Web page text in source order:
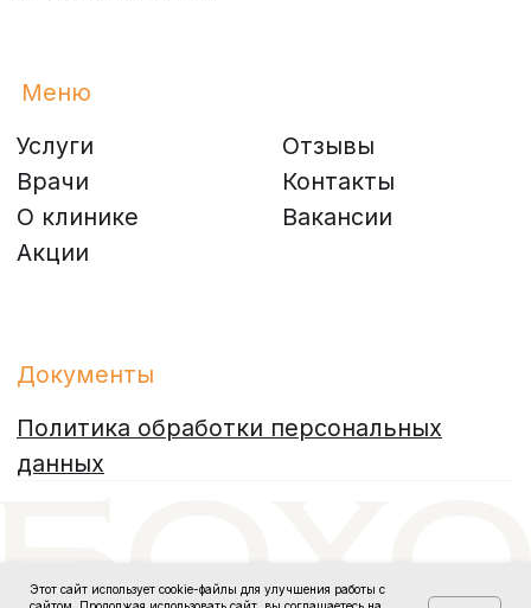
Этот сайт использует cookie-файлы для улучшения работы с